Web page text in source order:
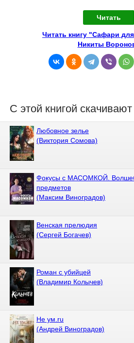
Читать
Читать книгу "Сафари
Никиты
С этой книгой скачивают
Любовное зелье
(Виктория Сомова)
Фокусы с МАСОМКОЙ.
предметов
(Максим Виноградов)
Венская прелюдия
(Сергей Богачев)
Роман с убийцей
(Владимир Колычев)
Не ум.ru
(Андрей Виноградов)